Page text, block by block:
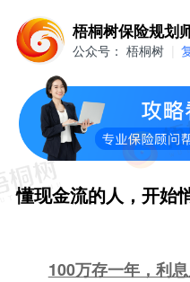
懂
现
金
人，
开
始
配
置“利
梧桐树保险规划
公众号：梧桐树
懂现金流的人，开始
100万存一年，利息